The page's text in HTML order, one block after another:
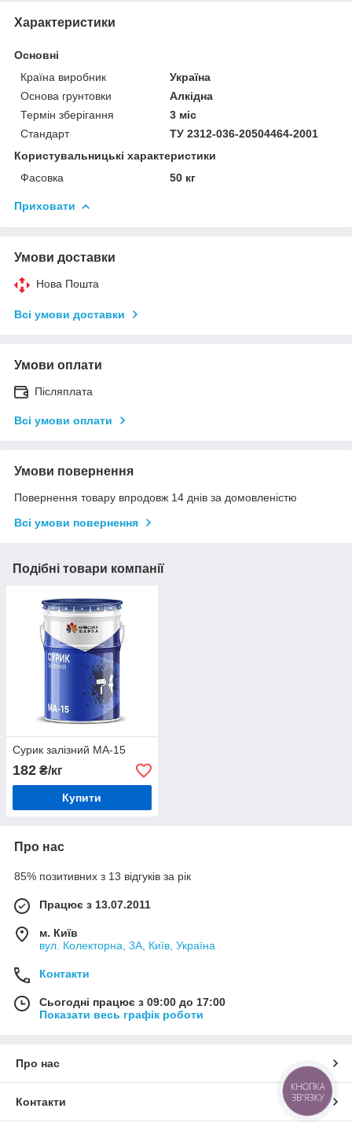
Характеристики
Основні
Країна виробник
Україна
Основа грунтовки
Алкідна
Термін зберігання
3 міс
Стандарт
ТУ 2312-036-20504464-2001
Користувальницькі характеристики
Фасовка
50 кг
Приховати
Умови доставки
Нова Пошта
Всі умови доставки
Умови оплати
Післяплата
Всі умови оплати
Умови повернення
Повернення товару впродовж 14 днів за домовленістю
Всі умови повернення
Подібні товари компанії
Сурик залізний МА-15
182 ₴/кг
Купити
Про нас
85% позитивних з 13 відгуків за рік
Працює з 13.07.2011
м. Київ
вул. Колекторна, 3А, Київ, Україна
Контакти
Сьогодні працює з 09:00 до 17:00
Показати весь графік роботи
Про нас
Контакти
КНОПКА
ЗВ'ЯЗКУ